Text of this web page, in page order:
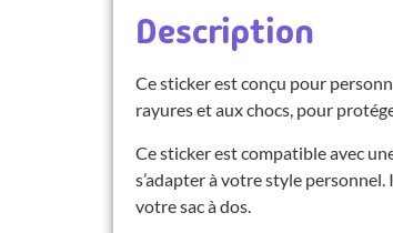
Description
Ce sticker est conçu pour
rayures et aux chocs, pour
Ce sticker est compatible avec
s’adapter à votre style
votre sac à dos.